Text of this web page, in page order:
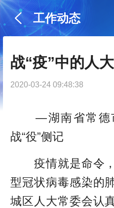
工作动态
战“疫”中的人
2020-03-24 09:48:38
—湖南省常德
战“役”侧记
疫情就是命令，
型冠状病毒感染的
城区人大常委会认